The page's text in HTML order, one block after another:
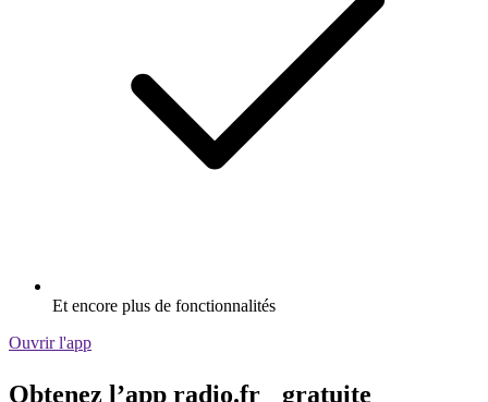
Et encore plus de fonctionnalités
Ouvrir l'app
Obtenez l’app radio.fr gratuite